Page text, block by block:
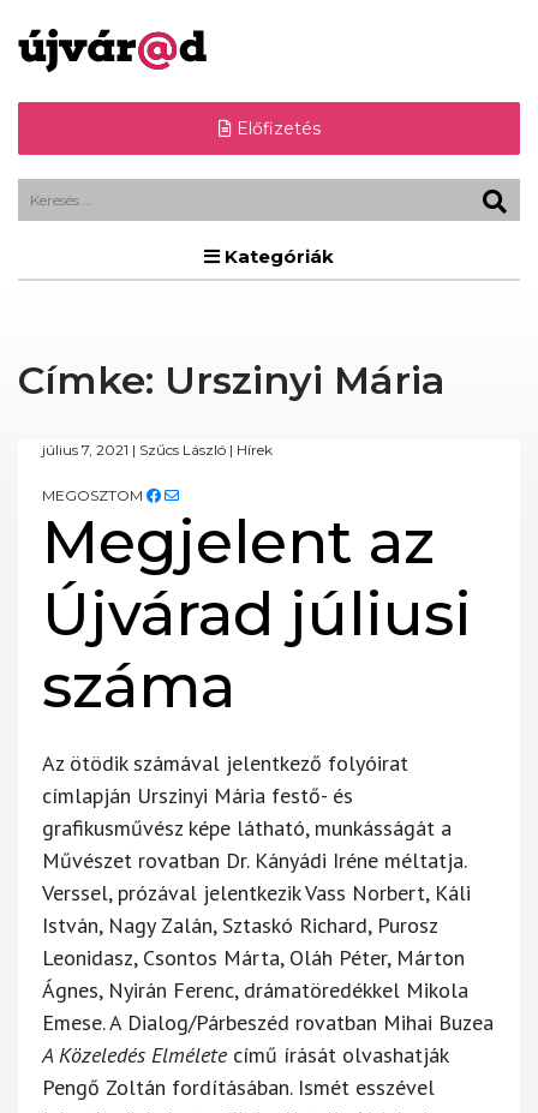
Előfizetés
Kategóriák
Címke: Urszinyi Mária
július 7, 2021 | Szűcs László | Hírek
MEGOSZTOM
Megjelent az
Újvárad júliusi
száma
Az ötödik számával jelentkező folyóirat
címlapján Urszinyi Mária festő- és
grafikusművész képe látható, munkásságát a
Művészet rovatban Dr. Kányádi Iréne méltatja.
Verssel, prózával jelentkezik Vass Norbert, Káli
István, Nagy Zalán, Sztaskó Richard, Purosz
Leonidasz, Csontos Márta, Oláh Péter, Márton
Ágnes, Nyirán Ferenc, drámatöredékkel Mikola
Emese. A Dialog/Párbeszéd rovatban Mihai Buzea
A Közeledés Elméletecímű írását olvashatják
Pengő Zoltán fordításában. Ismét esszével